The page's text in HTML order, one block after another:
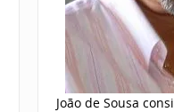
João de Sousa